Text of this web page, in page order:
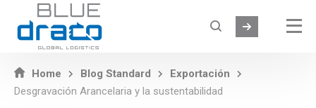
Home Blog Standard
Exportación
Desgravación Arancelaria y la sustentabilidad